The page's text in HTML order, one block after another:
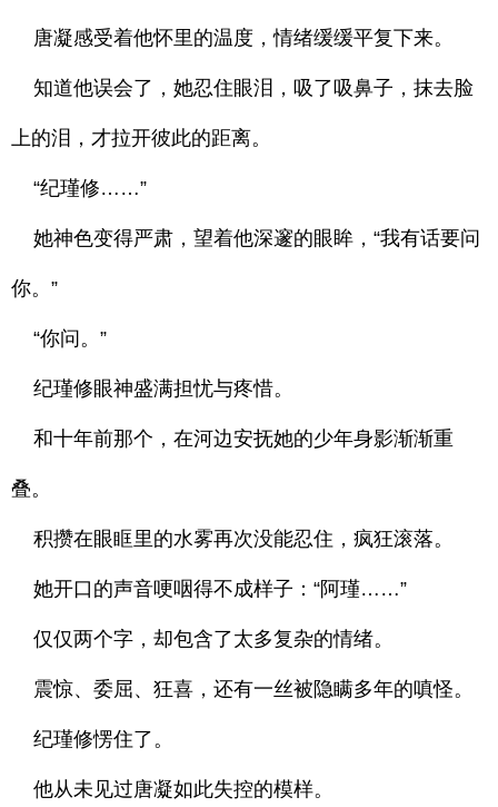
唐凝感受着他怀里的温度，情绪缓缓平复下来。
知道他误会了，她忍住眼泪，吸了吸鼻子，抹去脸
上的泪，才拉开彼此的距离。
“纪瑾修……”
她神色变得严肃，望着他深邃的眼眸，“我有话要问
你。”
“你问。”
纪瑾修眼神盛满担忧与疼惜。
和十年前那个，在河边安抚她的少年身影渐渐重
叠。
积攒在眼眶里的水雾再次没能忍住，疯狂滚落。
她开口的声音哽咽得不成样子：“阿瑾……”
仅仅两个字，却包含了太多复杂的情绪。
震惊、委屈、狂喜，还有一丝被隐瞒多年的嗔怪。
纪瑾修愣住了。
他从未见过唐凝如此失控的模样。